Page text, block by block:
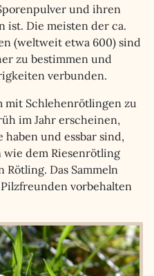
und ihren
ist. Die meisten der ca.
(weltweit etwa 600) sind
zu bestimmen und
verbunden.
mit Schlehenrötlingen zu
im Jahr erscheinen,
und essbar sind,
dem Riesenrötling
Das Sammeln
vorbehalten